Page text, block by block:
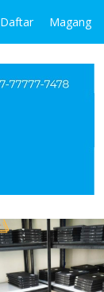
Daftar Magang